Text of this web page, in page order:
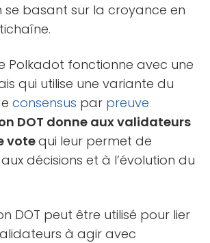
se basant sur la croyance en
Polkadot fonctionne avec une
qui utilise une variante du
consensus par preuve
DOT donne aux validateurs
votequi leur permet de
décisions et à l’évolution du
DOT peut être utilisé pour lier
à agir avec